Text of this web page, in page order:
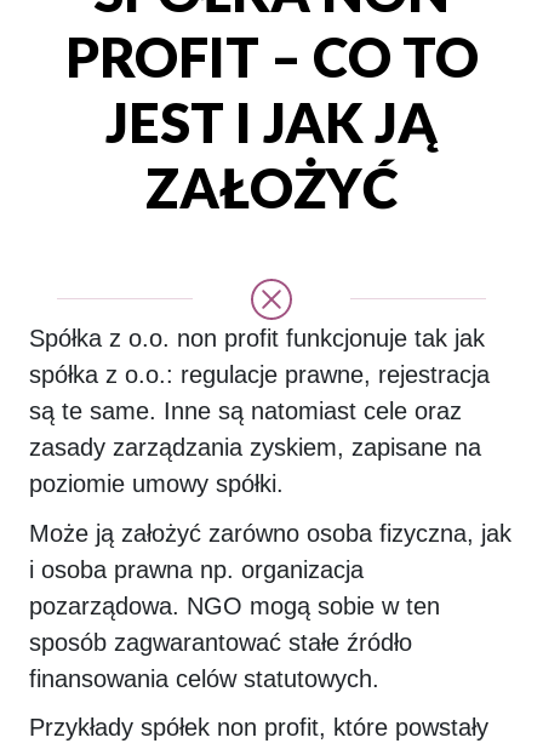
PROFIT – CO TO
JEST I JAK JĄ
ZAŁOŻYĆ
Spółka z o.o. non profit funkcjonuje tak jak
spółka z o.o.: regulacje prawne, rejestracja
są te same. Inne są natomiast cele oraz
zasady zarządzania zyskiem, zapisane na
poziomie umowy spółki.
Może ją założyć zarówno osoba fizyczna, jak
i osoba prawna np. organizacja
pozarządowa. NGO mogą sobie w ten
sposób zagwarantować stałe źródło
finansowania celów statutowych.
Przykłady spółek non profit, które powstały